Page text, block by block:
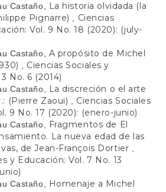
Castaño,
La historia olvidada (la
Pignarre)
Ciencias
Vol. 9 No. 18 (2020): (july-
Castaño, A propósito de Michel
Ciencias Sociales y
No. 6 (2014)
Castaño,
La discreción o el arte
(Pierre Zaoui)
Ciencias Sociales
9 No. 17 (2020): (enero-junio)
Castaño,
Fragmentos de El
La nueva edad de las
de Jean-François Dortier
y Educación: Vol. 7 No. 13
Castaño,
Homenaje a Michel